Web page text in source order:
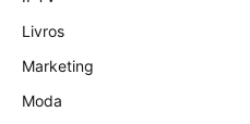
Livros
Marketing
Moda